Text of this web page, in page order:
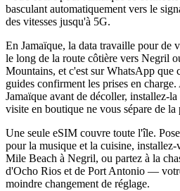
basculant automatiquement vers le
des vitesses jusqu'à 5G.
En Jamaïque, la data travaille pour de
le long de la route côtière vers Negril
Mountains, et c'est sur WhatsApp que
guides confirment les prises en
Jamaïque avant de décoller, installez-
visite en boutique ne vous sépare de la
Une seule eSIM couvre toute l'île.
pour la musique et la cuisine, installez-
Mile Beach à Negril, ou partez à la
d'Ocho Rios et de Port Antonio —
moindre changement de réglage.